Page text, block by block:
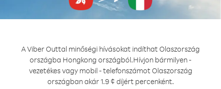
A Viber Outtal minőségi hívásokat indíthat Olaszország
országba Hongkong országból.Hívjon bármilyen -
vezetékes vagy mobil - telefonszámot Olaszország
országban akár 1.9 ¢ díjért percenként.